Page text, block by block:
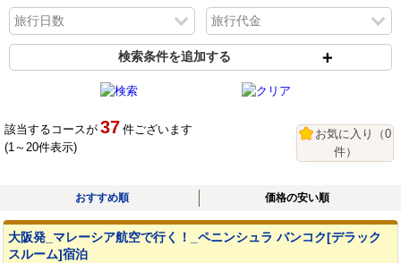
検索条件を追加する
該当するコースが 37 件ございます
(1～20件表示)
お気に入り （0
件）
おすすめ順 価格の安い順
大阪発_マレーシア航空で行く！_ペニンシュラ バンコク[デラック
スルーム]宿泊